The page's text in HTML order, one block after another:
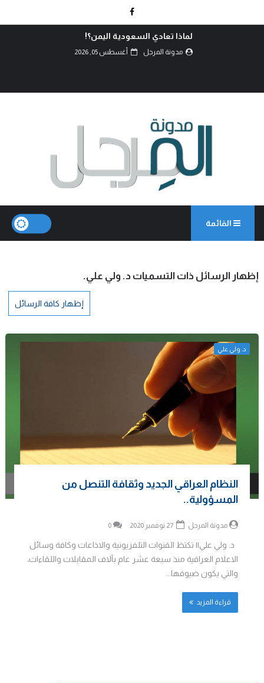
لماذا تعادي السعودية اليمن؟!
مدونة المرجل أغسطس 05, 2026
القائمة
‏إظهار الرسائل ذات التسميات د. ولي علي.
إظهار كافة الرسائل
د. ولي علي
النظام العراقي الجديد وثقافة التنصل من
المسؤولية..
مدونة المرجل 0
د. ولي علي|| تكتظ القنوات التلفزيونية والاذاعات وكافة وسائل
الاعلام العراقية منذ سبعة عشر عام بآلاف المقابلات واللقاءات،
والتي يكون ضيوفها...
قراءة المزيد